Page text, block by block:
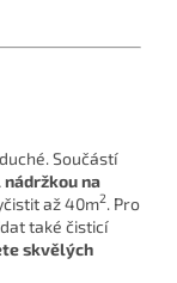
Součástí
nádržkou na
až 40m2. Pro
také čisticí
skvělých